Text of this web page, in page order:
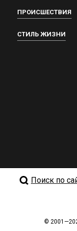
ПРОИСШЕСТВИЯ
СТИЛЬ ЖИЗНИ
Поиск по
©